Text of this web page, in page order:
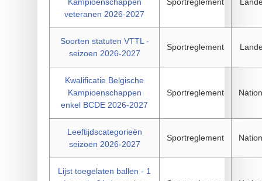
Kampioenschappen
veteranen 2026-2027
Sportreglement
Soorten statuten VTTL -
seizoen 2026-2027
Sportreglement
Kwalificatie Belgische
Kampioenschappen
enkel BCDE 2026-2027
Sportreglement
Leeftijdscategorieën
seizoen 2026-2027
Sportreglement
Lijst toegelaten ballen - 1